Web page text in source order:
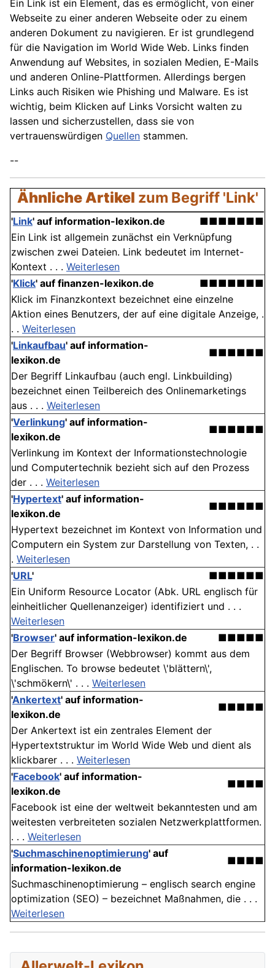
Ein Link ist ein Element, das es ermöglicht, von einer
Webseite zu einer anderen Webseite oder zu einem
anderen Dokument zu navigieren. Er ist grundlegend
für die Navigation im World Wide Web. Links finden
Anwendung auf Websites, in sozialen Medien, E-Mails
und anderen Online-Plattformen. Allerdings bergen
Links auch Risiken wie Phishing und Malware. Es ist
wichtig, beim Klicken auf Links Vorsicht walten zu
lassen und sicherzustellen, dass sie von
vertrauenswürdigen Quellen stammen.
--
Ähnliche Artikel zum Begriff 'Link'
'Link' auf information-lexikon.de
■■■■■■■
Ein Link ist allgemein zunächst ein Verknüpfung
zwischen zwei Dateien. Link bedeutet im Internet-
Kontext . . . Weiterlesen
'Klick' auf finanzen-lexikon.de
■■■■■■■
Klick im Finanzkontext bezeichnet eine einzelne
Aktion eines Benutzers, der auf eine digitale Anzeige, .
. . Weiterlesen
'Linkaufbau' auf information-
lexikon.de
■■■■■■
Der Begriff Linkaufbau (auch engl. Linkbuilding)
bezeichnet einen Teilbereich des Onlinemarketings
aus . . . Weiterlesen
'Verlinkung' auf information-
lexikon.de
■■■■■■
Verlinkung im Kontext der Informationstechnologie
und Computertechnik bezieht sich auf den Prozess
der . . . Weiterlesen
'Hypertext' auf information-
lexikon.de
■■■■■■
Hypertext bezeichnet im Kontext von Information und
Computern ein System zur Darstellung von Texten, . .
. Weiterlesen
'URL'
■■■■■■
Ein Uniform Resource Locator (Abk. URL englisch für
einheitlicher Quellenanzeiger) identifiziert und . . .
Weiterlesen
'Browser' auf information-lexikon.de
■■■■■
Der Begriff Browser (Webbrowser) kommt aus dem
Englischen. To browse bedeutet \'blättern\',
\'schmökern\' . . . Weiterlesen
'Ankertext' auf information-
lexikon.de
■■■■■
Der Ankertext ist ein zentrales Element der
Hypertextstruktur im World Wide Web und dient als
klickbarer . . . Weiterlesen
'Facebook' auf information-
lexikon.de
■■■■
Facebook ist eine der weltweit bekanntesten und am
weitesten verbreiteten sozialen Netzwerkplattformen.
. . . Weiterlesen
'Suchmaschinenoptimierung' auf
information-lexikon.de
■■■■
Suchmaschinenoptimierung – englisch search engine
optimization (SEO) – bezeichnet Maßnahmen, die . . .
Weiterlesen